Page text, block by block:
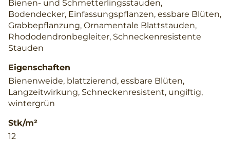
Bienen- und Schmetterlingsstauden,
Bodendecker, Einfassungspflanzen, essbare Blüten,
Grabbepflanzung, Ornamentale Blattstauden,
Rhododendronbegleiter, Schneckenresistente
Stauden
Eigenschaften
Bienenweide, blattzierend, essbare Blüten,
Langzeitwirkung, Schneckenresistent, ungiftig,
wintergrün
Stk/m²
12